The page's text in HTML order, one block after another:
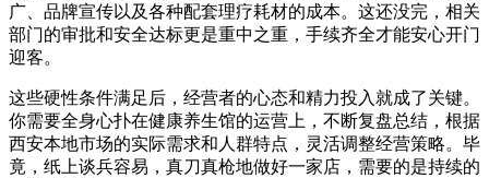
广、品牌宣传以及各种配套理疗耗材的成本。这还没完，相关
部门的审批和安全达标更是重中之重，手续齐全才能安心开门
迎客。
这些硬性条件满足后，经营者的心态和精力投入就成了关键。
你需要全身心扑在健康养生馆的运营上，不断复盘总结，根据
西安本地市场的实际需求和人群特点，灵活调整经营策略。毕
竟，纸上谈兵容易，真刀真枪地做好一家店，需要的是持续的